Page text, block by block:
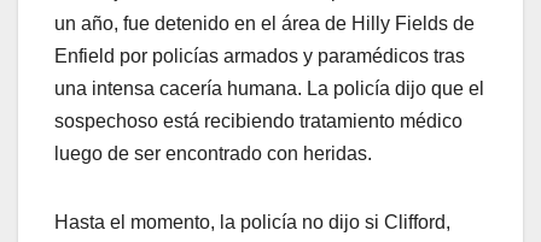
un año, fue detenido en el área de Hilly Fields de
Enfield por policías armados y paramédicos tras
una intensa cacería humana. La policía dijo que el
sospechoso está recibiendo tratamiento médico
luego de ser encontrado con heridas.
Hasta el momento, la policía no dijo si Clifford,